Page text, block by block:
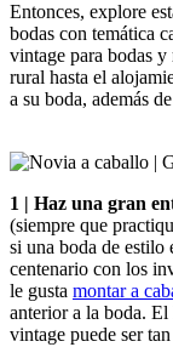
Entonces, explore
bodas con temática
vintage para bodas
rural hasta el
a su boda, además
1 | Haz una gran
(siempre que
si una boda de estilo
centenario con los
le gusta montar a
anterior a la boda. El
vintage puede ser